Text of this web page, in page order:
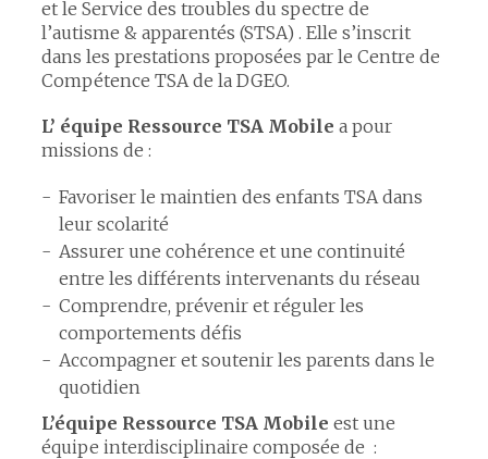
et le Service des troubles du spectre de
l’autisme & apparentés (STSA) . Elle s’inscrit
dans les prestations proposées par le Centre de
Compétence TSA de la DGEO.
L’ équipe Ressource TSA Mobile a pour
missions de :
Favoriser le maintien des enfants TSA dans
leur scolarité
Assurer une cohérence et une continuité
entre les différents intervenants du réseau
Comprendre, prévenir et réguler les
comportements défis
Accompagner et soutenir les parents dans le
quotidien
L’équipe Ressource TSA Mobile est une
équipe interdisciplinaire composée de :